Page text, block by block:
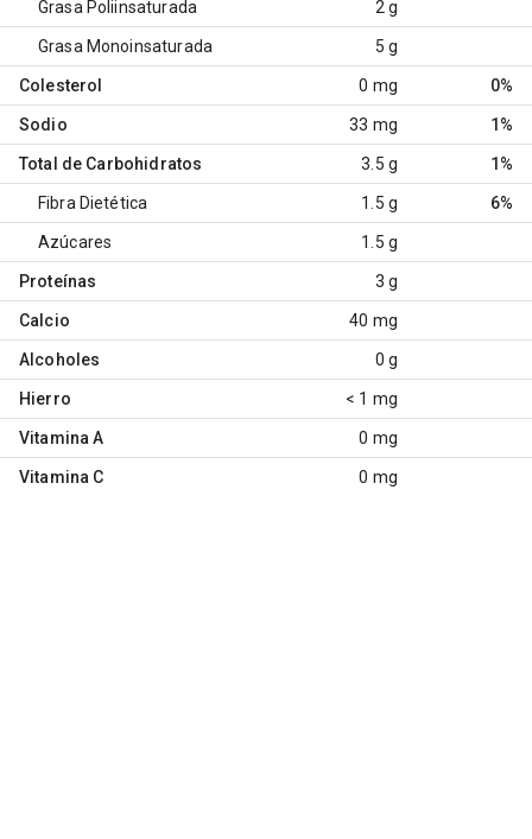
Grasa Poliinsaturada 2 g
Grasa Monoinsaturada 5 g
Colesterol 0 mg 0%
Sodio 33 mg 1%
Total de Carbohidratos 3.5 g 1%
Fibra Dietética 1.5 g 6%
Azúcares 1.5 g
Proteínas 3 g
Calcio 40 mg
Alcoholes 0 g
Hierro < 1 mg
Vitamina A 0 mg
Vitamina C 0 mg